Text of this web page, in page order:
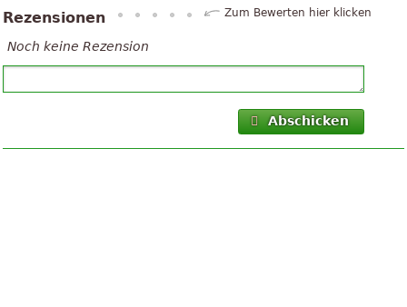
Rezensionen Zum Bewerten hier klicken
Noch keine Rezension
Abschicken